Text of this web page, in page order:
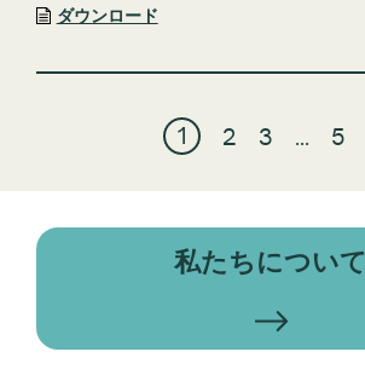
ダウンロード
1 2 3 … 5
私たちについて